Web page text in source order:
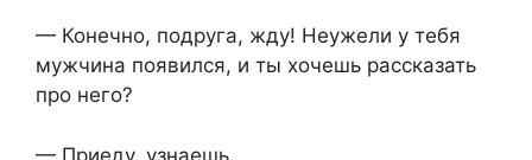
— Конечно, подруга, жду! Неужели у тебя
мужчина появился, и ты хочешь рассказать
про него?
— Приеду, узнаешь.